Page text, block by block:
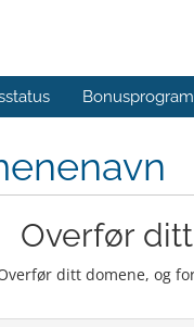
Bonusprogram
Overfør
ditt domene, og